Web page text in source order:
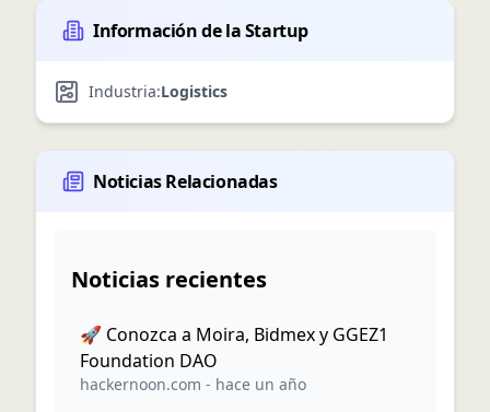
Información de la Startup
Industria:Logistics
Noticias Relacionadas
Noticias recientes
🚀 Conozca a Moira, Bidmex y GGEZ1
Foundation DAO
hackernoon.com - hace un año